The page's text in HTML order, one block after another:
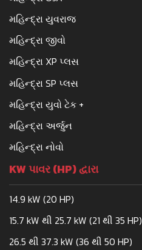
મહિન્દ્રા યુવરાજ
મહિન્દ્રા જીવો
મહિન્દ્રા XP પ્લસ
મહિન્દ્રા SP પ્લસ
મહિન્દ્રા યુવો ટેક +
મહિન્દ્રા અર્જુન
મહિન્દ્રા નોવો
KW પાવર (HP) દ્વારા
14.9 kW (20 HP)
15.7 kW થી 25.7 kW (21 થી 35 HP)
26.5 થી 37.3 kW (36 થી 50 HP)